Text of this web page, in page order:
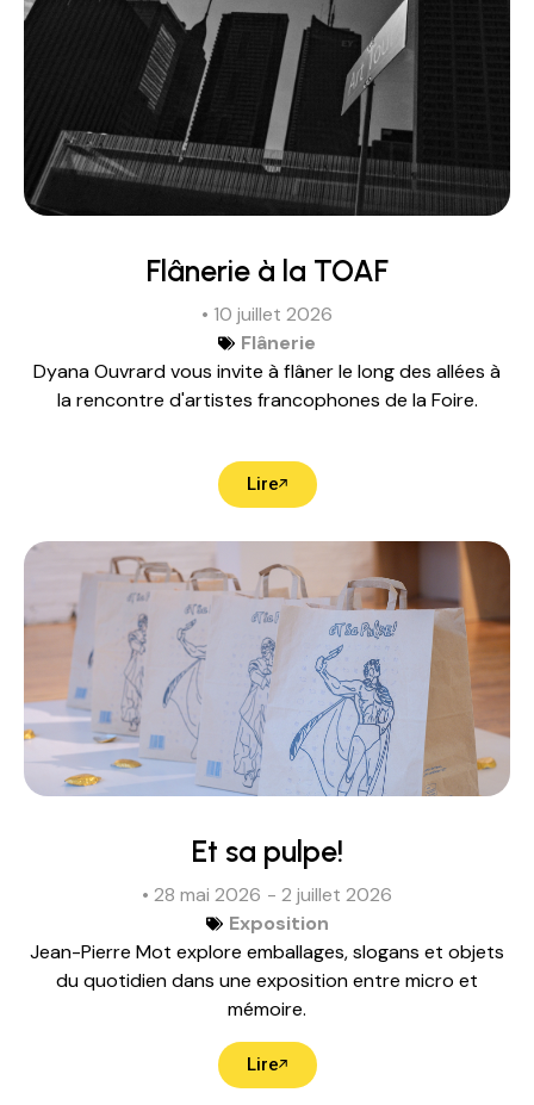
Flânerie à la TOAF
• 10 juillet 2026
Flânerie
Dyana Ouvrard vous invite à flâner le long des allées à
la rencontre d'artistes francophones de la Foire.
Lire
Et sa pulpe!
• 28 mai 2026 - 2 juillet 2026
Exposition
Jean-Pierre Mot explore emballages, slogans et objets
du quotidien dans une exposition entre micro et
mémoire.
Lire